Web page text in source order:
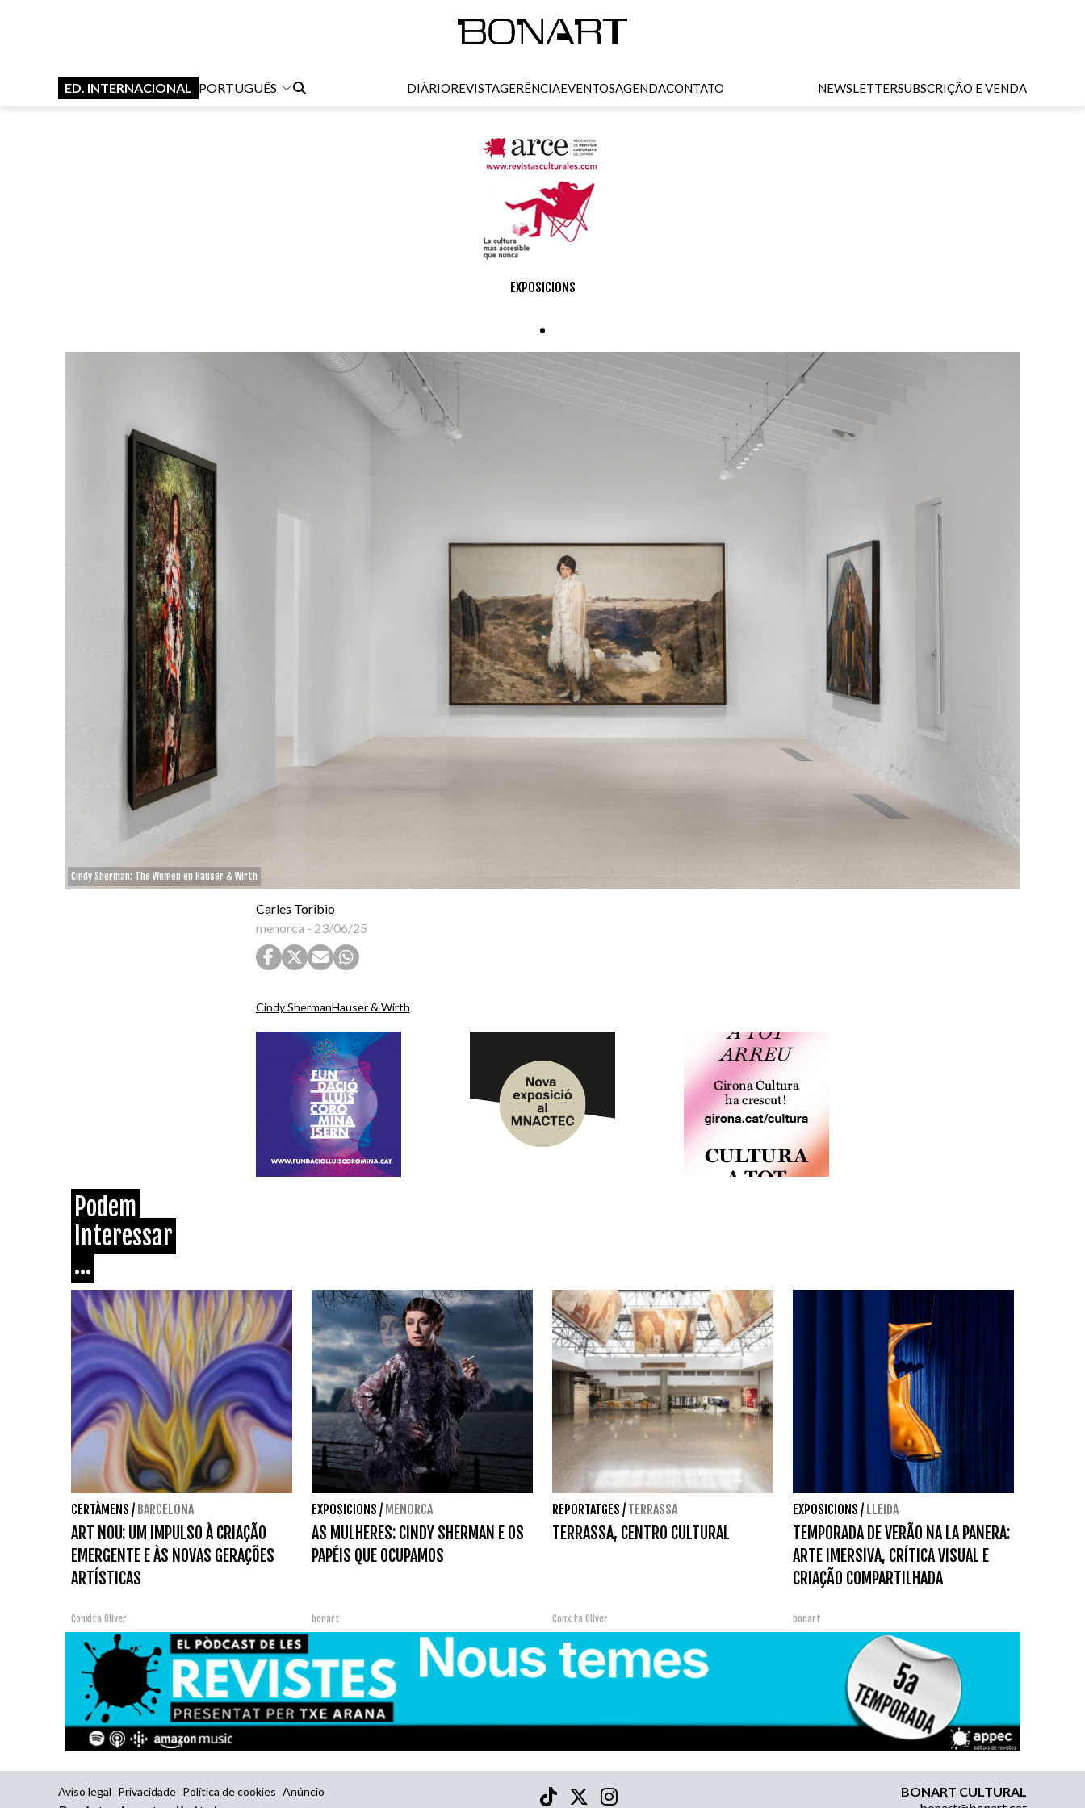
ED. INTERNACIONAL PORTUGUÊS DIÁRIOREVISTAGERÊNCIAEVENTOSAGENDACONTATO NEWSLETTERSUBSCRIÇÃO E VENDA
EXPOSICIONS
.
Cindy Sherman: The Women en Hauser & Wirth
Carles Toribio
menorca - 23/06/25
Cindy ShermanHauser & Wirth
Podem
Interessar
...
CERTÀMENS / BARCELONA
ART NOU: UM IMPULSO À CRIAÇÃO
EMERGENTE E ÀS NOVAS GERAÇÕES
ARTÍSTICAS
Conxita Oliver
EXPOSICIONS / MENORCA
AS MULHERES: CINDY SHERMAN E OS
PAPÉIS QUE OCUPAMOS
bonart
REPORTATGES / TERRASSA
TERRASSA, CENTRO CULTURAL
Conxita Oliver
EXPOSICIONS / LLEIDA
TEMPORADA DE VERÃO NA LA PANERA:
ARTE IMERSIVA, CRÍTICA VISUAL E
CRIAÇÃO COMPARTILHADA
bonart
Aviso legal Privacidade Política de cookies Anúncio
BONART CULTURAL